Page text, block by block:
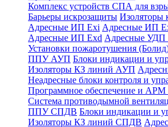
Комплекс устройств СПА для
Барьеры искрозащиты Изоляторы
Адресные ИП Exi Адресные ИП
Адресные ИП Exd Адресные УДП
Установки пожаротушения
ППУ АУП Блоки индикации и
Изоляторы КЗ линий АУП
Неадресные блоки контроля и
Программное обеспечение и
Система противодымной
ППУ СПДВ Блоки индикации и
Изоляторы КЗ линий СПДВ